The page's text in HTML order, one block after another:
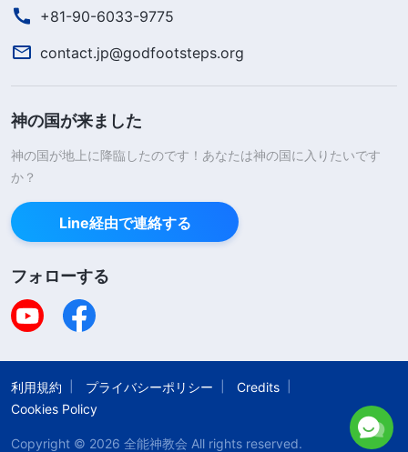
比べれば深刻ではありませんが、やはり教会生活を
乱して妨げます。そして混乱と妨害を引き起こす人
す。真理を追い求める人が
ると、彼らは腹を立て、憎悪を湧き立たせ、激怒し
な経験について語り、神の証しをするたびに、彼ら
し、中傷し、迫害すらします。彼らは決まってこの
ように振る舞い、誰かが自分より優れているのを許
さず、優れた人を見るのが耐えられません。優れた
人を見ると嫉妬し、腹を立て、激怒し、その人を傷
つける方法を考え、その人を困らせます。このよう
な人は正常な教会生活と教会の秩序をすでに大きく
+81-90-6033-9775
contact.jp@godfootsteps.org
神の国が来ました
神の国が地上に降臨したのです！あなたは神の国に入りたいです
か？
Line経由で連絡する
フォローする
利用規約 プライバシーポリシー
Credits
Cookies Policy
Copyright © 2026 全能神教会 All rights reserved.